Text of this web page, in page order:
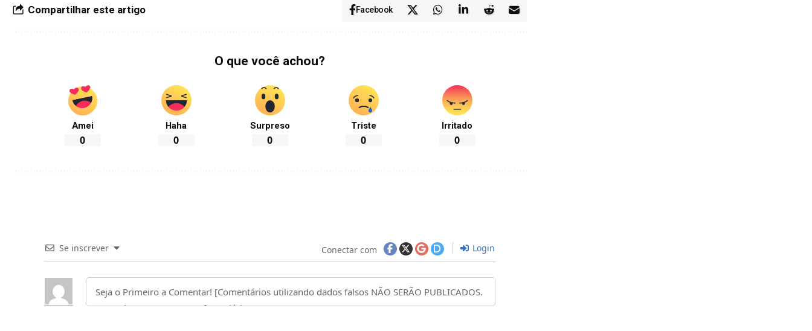
Compartilhar este artigo Facebook
O que você achou?
Amei
0
Haha
0
Surpreso
0
Triste
0
Irritado
0
Se inscrever Conectar com Login